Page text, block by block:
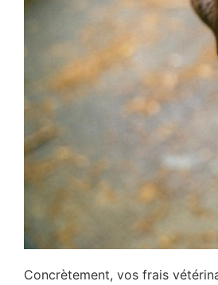
Concrètement, vos frais